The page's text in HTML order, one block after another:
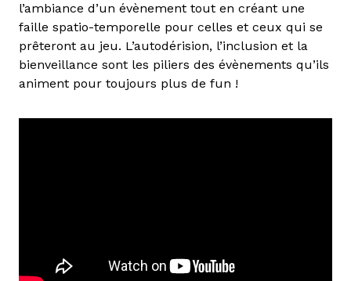
l’ambiance d’un évènement tout en créant une
faille spatio-temporelle pour celles et ceux qui se
prêteront au jeu. L’autodérision, l’inclusion et la
bienveillance sont les piliers des évènements qu’ils
animent pour toujours plus de fun !